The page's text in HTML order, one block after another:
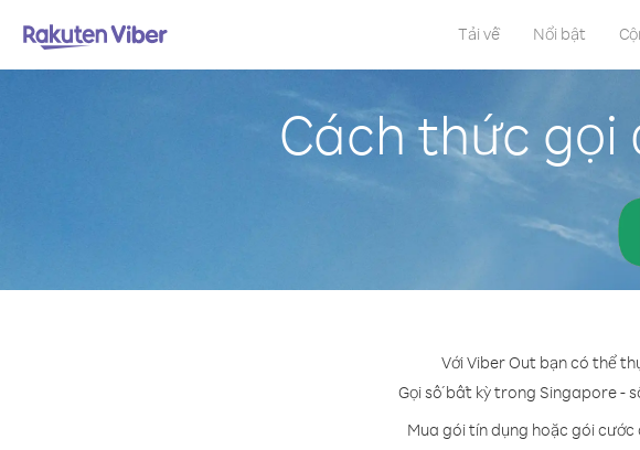
Tải về Nổi bật
Cách thức gọi
Với Viber Out bạn có thể
Gọi số bất kỳ trong Singapore -
Mua gói tín dụng hoặc gói